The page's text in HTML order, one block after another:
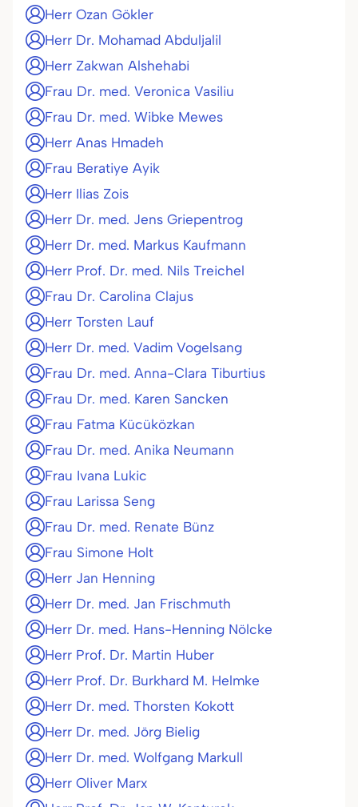
Herr Ozan Gökler
Herr Dr. Mohamad Abduljalil
Herr Zakwan Alshehabi
Frau Dr. med. Veronica Vasiliu
Frau Dr. med. Wibke Mewes
Herr Anas Hmadeh
Frau Beratiye Ayik
Herr Ilias Zois
Herr Dr. med. Jens Griepentrog
Herr Dr. med. Markus Kaufmann
Herr Prof. Dr. med. Nils Treichel
Frau Dr. Carolina Clajus
Herr Torsten Lauf
Herr Dr. med. Vadim Vogelsang
Frau Dr. med. Anna-Clara Tiburtius
Frau Dr. med. Karen Sancken
Frau Fatma Kücüközkan
Frau Dr. med. Anika Neumann
Frau Ivana Lukic
Frau Larissa Seng
Frau Dr. med. Renate Bünz
Frau Simone Holt
Herr Jan Henning
Herr Dr. med. Jan Frischmuth
Herr Dr. med. Hans-Henning Nölcke
Herr Prof. Dr. Martin Huber
Herr Prof. Dr. Burkhard M. Helmke
Herr Dr. med. Thorsten Kokott
Herr Dr. med. Jörg Bielig
Herr Dr. med. Wolfgang Markull
Herr Oliver Marx